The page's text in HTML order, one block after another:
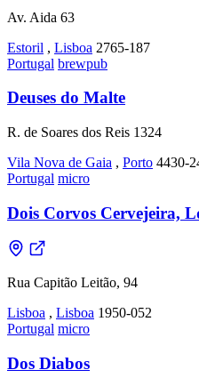
Av. Aida 63
Estoril , Lisboa 2765-187
Portugal brewpub
Deuses do Malte
R. de Soares dos Reis 1324
Vila Nova de Gaia , Porto 4430-
Portugal micro
Dois Corvos Cervejeira,
Rua Capitão Leitão, 94
Lisboa , Lisboa 1950-052
Portugal micro
Dos Diabos